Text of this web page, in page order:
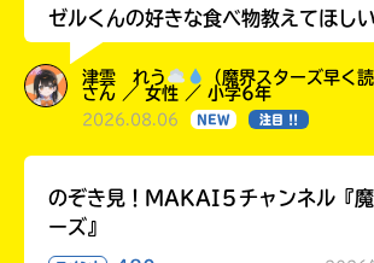
ゼルくんの好きな食べ物教えてほし
津雲 れう
（魔界スターズ早く
さん ／ 女性 ／ 小学6年
2026.08.06 NEW 注目 !!
のぞき見！MAKAI５チャンネル『
ーズ』